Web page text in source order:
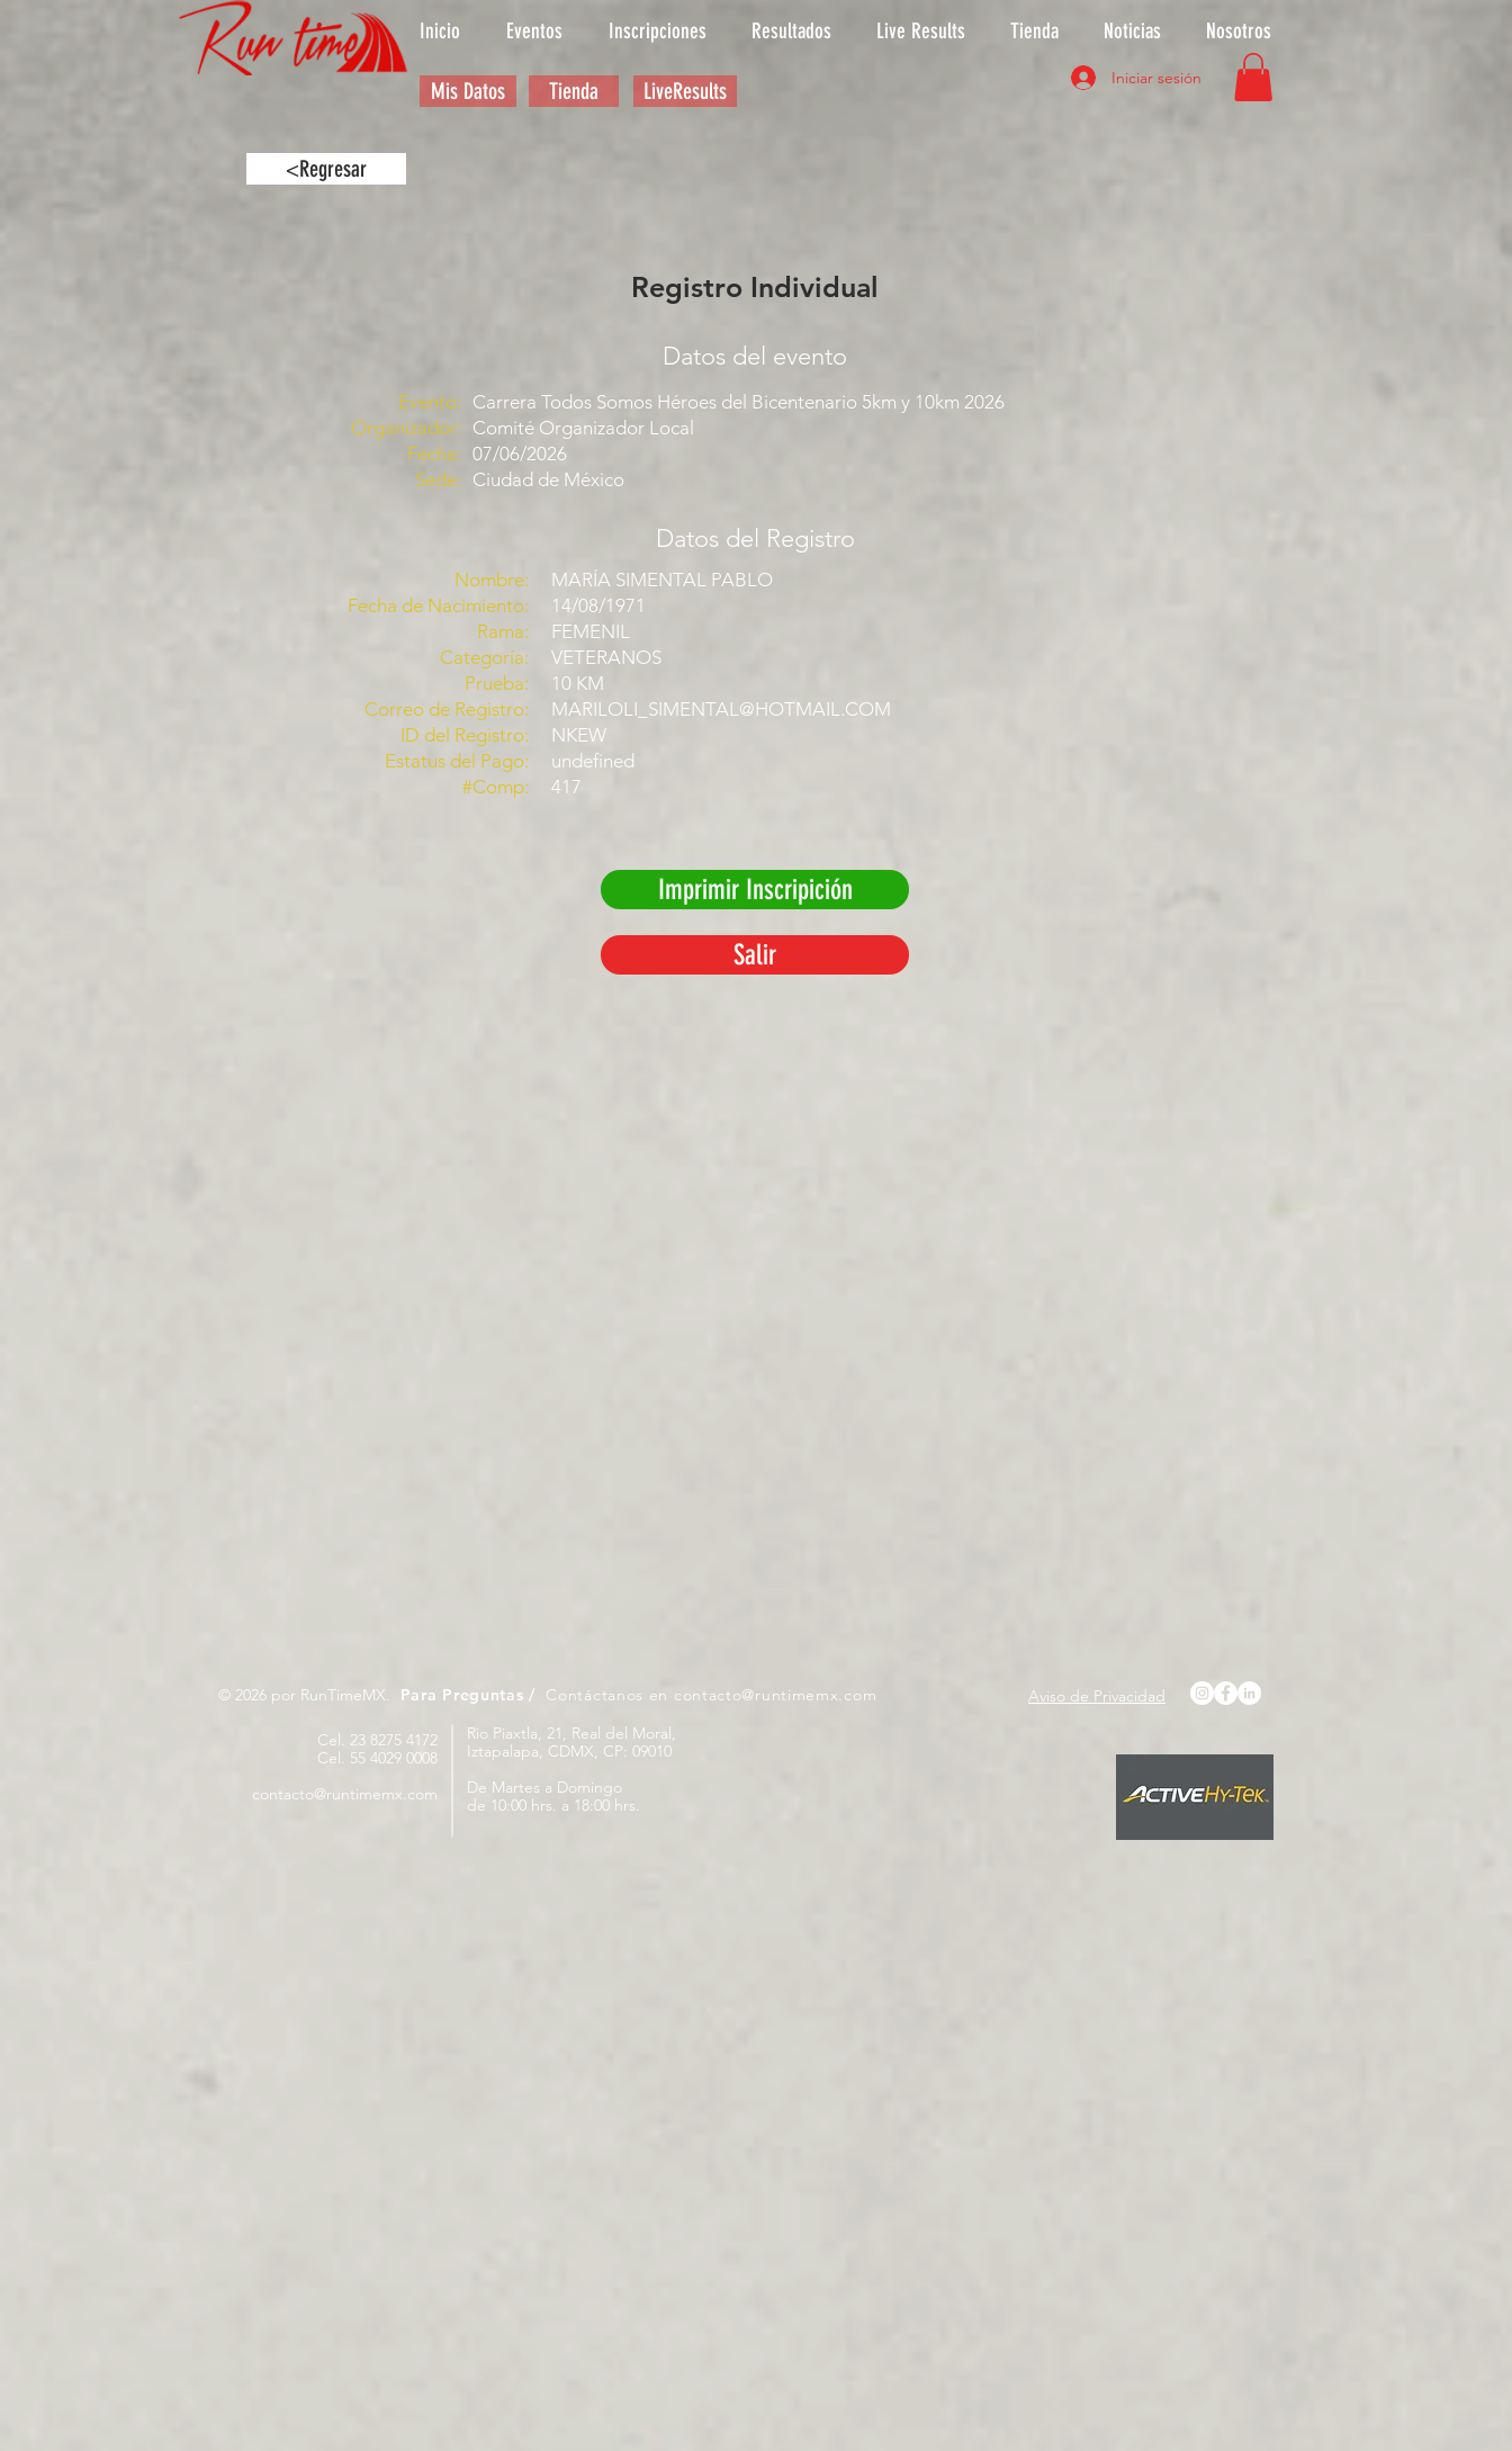
Inicio Eventos Inscripciones Resultados Live Results Tienda Noticias Nosotros
Iniciar sesión
Mis Datos Tienda LiveResults
<Regresar
Registro Individual
Datos del evento
Evento:
Organizador:
Fecha:
Sede:
Carrera Todos Somos Héroes del Bicentenario 5km y 10km 2026
Comité Organizador Local
07/06/2026
Ciudad de México
Datos del Registro
Nombre:
Fecha de Nacimiento:
Rama:
Categoría:
Prueba:
Correo de Registro:
ID del Registro:
Estatus del Pago:
#Comp:
MARÍA SIMENTAL PABLO
14/08/1971
FEMENIL
VETERANOS
10 KM
MARILOLI_SIMENTAL@HOTMAIL.COM
NKEW
undefined
417
Imprimir Inscripición
Salir
© 2026 por RunTimeMX. Para Preguntas / Contáctanos en contacto@runtimemx.com
Rio Piaxtla, 21, Real del Moral,
Iztapalapa, CDMX, CP: 09010
De Martes a Domingo
de 10:00 hrs. a 18:00 hrs.
Cel. 23 8275 4172
Cel. 55 4029 0008
contacto@runtimemx.com
Aviso de Privacidad